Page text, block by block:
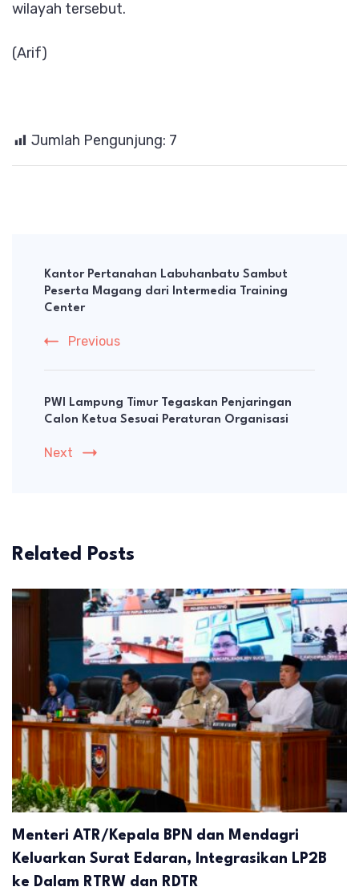
wilayah tersebut.
(Arif)
Jumlah Pengunjung: 7
Navigation
Kantor Pertanahan Labuhanbatu Sambut
Peserta Magang dari Intermedia Training
Center
Previous
PWI Lampung Timur Tegaskan Penjaringan
Calon Ketua Sesuai Peraturan Organisasi
Next
Related Posts
Menteri ATR/Kepala BPN dan Mendagri
Keluarkan Surat Edaran, Integrasikan LP2B
ke Dalam RTRW dan RDTR